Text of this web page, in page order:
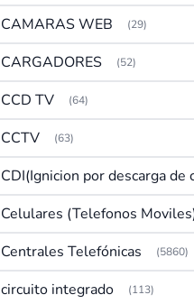
CAMARAS WEB (29)
CARGADORES (52)
CCD TV (64)
CCTV (63)
Celulares (Telefonos
Centrales Telefónicas (5860)
circuito integrado (113)